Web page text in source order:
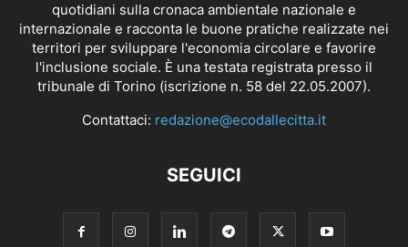
quotidiani sulla cronaca ambientale nazionale e
internazionale e racconta le buone pratiche realizzate nei
territori per sviluppare l'economia circolare e favorire
l'inclusione sociale. È una testata registrata presso il
tribunale di Torino (iscrizione n. 58 del 22.05.2007).
Contattaci: redazione@ecodallecitta.it
SEGUICI